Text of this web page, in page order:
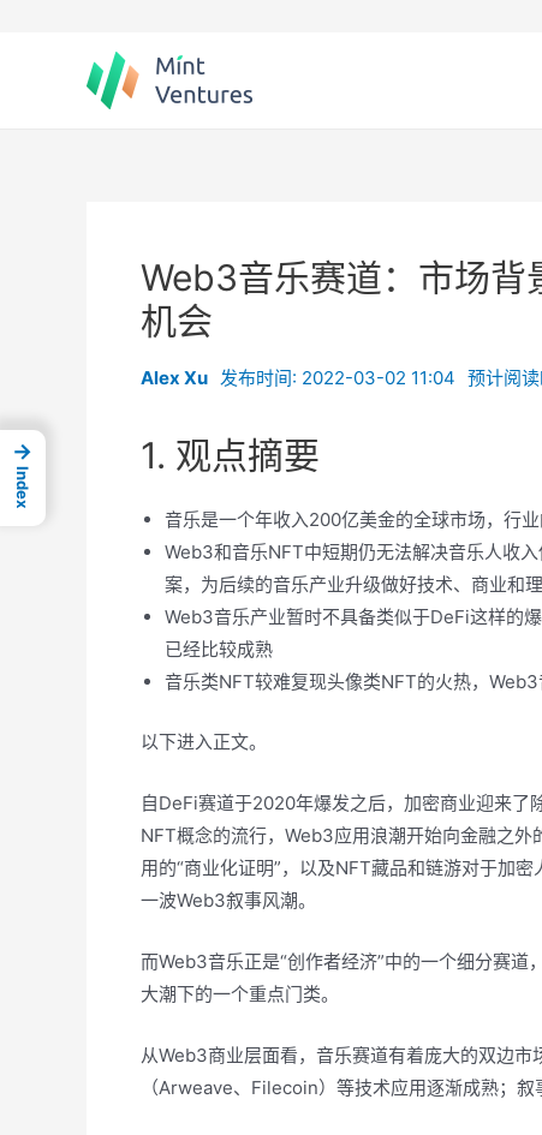
content
Web3音乐赛道：市场背
机会
Alex Xu 发布时间: 2022-03-02 11:04 预计阅
1. 观点摘要
音乐是一个年收入200亿美金的全球市场，行
Web3和音乐NFT中短期仍无法解决音乐人收
案，为后续的音乐产业升级做好技术、商业和
Web3音乐产业暂时不具备类似于DeFi这样的
已经比较成熟
音乐类NFT较难复现头像类NFT的火热，
以下进入正文。
自DeFi赛道于2020年爆发之后，加密商业迎来
NFT概念的流行，Web3应用浪潮开始向金融之
用的“商业化证明”，以及NFT藏品和链游对于加
一波Web3叙事风潮。
而Web3音乐正是“创作者经济”中的一个细分赛
大潮下的一个重点门类。
从Web3商业层面看，音乐赛道有着庞大的双边
（Arweave、Filecoin）等技术应用逐渐成熟；
→
Index